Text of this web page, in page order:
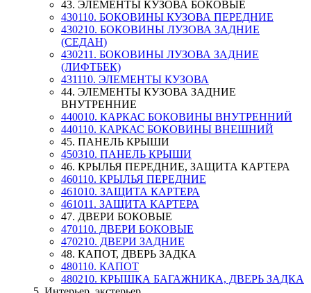
43. ЭЛЕМЕНТЫ КУЗОВА БОКОВЫЕ
430110. БОКОВИНЫ КУЗОВА ПЕРЕДНИЕ
430210. БОКОВИНЫ ЛУЗОВА ЗАДНИЕ
(СЕДАН)
430211. БОКОВИНЫ ЛУЗОВА ЗАДНИЕ
(ЛИФТБЕК)
431110. ЭЛЕМЕНТЫ КУЗОВА
44. ЭЛЕМЕНТЫ КУЗОВА ЗАДНИЕ
ВНУТРЕННИЕ
440010. КАРКАС БОКОВИНЫ ВНУТРЕННИЙ
440110. КАРКАС БОКОВИНЫ ВНЕШНИЙ
45. ПАНЕЛЬ КРЫШИ
450310. ПАНЕЛЬ КРЫШИ
46. КРЫЛЬЯ ПЕРЕДНИЕ, ЗАЩИТА КАРТЕРА
460110. КРЫЛЬЯ ПЕРЕДНИЕ
461010. ЗАЩИТА КАРТЕРА
461011. ЗАЩИТА КАРТЕРА
47. ДВЕРИ БОКОВЫЕ
470110. ДВЕРИ БОКОВЫЕ
470210. ДВЕРИ ЗАДНИЕ
48. КАПОТ, ДВЕРЬ ЗАДКА
480110. КАПОТ
480210. КРЫШКА БАГАЖНИКА, ДВЕРЬ ЗАДКА